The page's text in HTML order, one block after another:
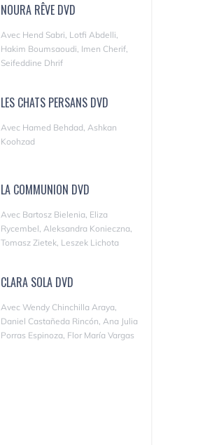
NOURA RÊVE DVD
Avec Hend Sabri, Lotfi Abdelli,
Hakim Boumsaoudi, Imen Cherif,
Seifeddine Dhrif
LES CHATS PERSANS DVD
Avec Hamed Behdad, Ashkan
Koohzad
LA COMMUNION DVD
Avec Bartosz Bielenia, Eliza
Rycembel, Aleksandra Konieczna,
Tomasz Zietek, Leszek Lichota
CLARA SOLA DVD
Avec Wendy Chinchilla Araya,
Daniel Castañeda Rincón, Ana Julia
Porras Espinoza, Flor María Vargas